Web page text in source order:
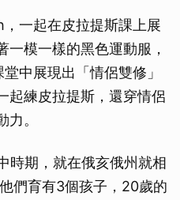
一起在皮拉提斯課上展
一模一樣的黑色運動服，
中展現出「情侶雙修」
起練皮拉提斯，還穿情侶
。
時期，就在俄亥俄州就相
們育有3個孩子，20歲的